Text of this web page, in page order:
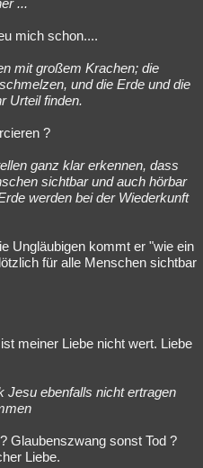
...
mich schon....
mit großem Krachen; die
und die Erde und die
Urteil finden.
?
ganz klar erkennen, dass
sichtbar und auch hörbar
werden bei der Wiederkunft
Ungläubigen kommt er "wie ein
für alle Menschen sichtbar
meiner Liebe nicht wert. Liebe
Jesu ebenfalls nicht ertragen
Glaubenszwang sonst Tod ?
Liebe.